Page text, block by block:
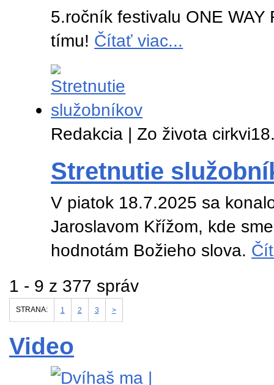
5.ročník festivalu ONE
tímu! Čítať viac...
Redakcia | Zo života cirkvi
Stretnutie
V piatok 18.7.2025 sa
Jaroslavom Křížom, kde
hodnotám Božieho slova.
1 - 9 z 377 správ
STRANA: 1 2 3 >
Video